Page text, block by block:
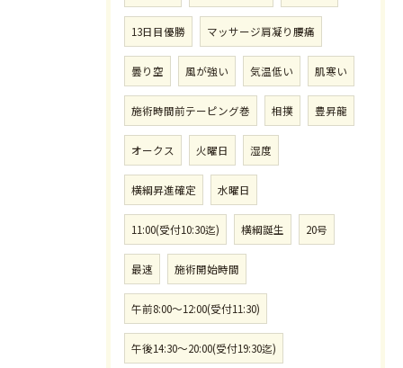
13日目優勝 マッサージ肩凝り腰痛
曇り空 風が強い 気温低い 肌寒い
施術時間前テーピング巻 相撲 豊昇龍
オークス 火曜日 湿度
横綱昇進確定 水曜日
11:00(受付10:30迄) 横綱誕生 20号
最速 施術開始時間
午前8:00〜12:00(受付11:30)
午後14:30〜20:00(受付19:30迄)